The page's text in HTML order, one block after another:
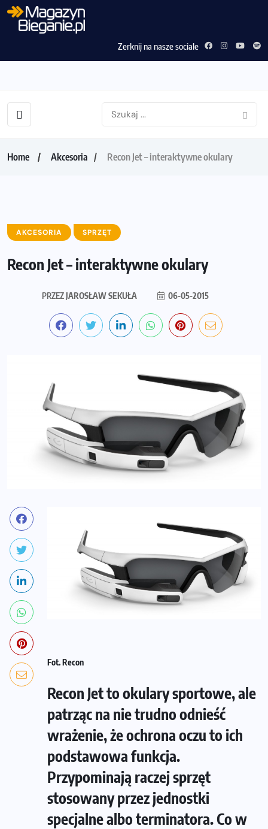
Zerknij na nasze sociale
Home Akcesoria Recon Jet – interaktywne okulary
AKCESORIA SPRZĘT
Recon Jet – interaktywne okulary
PRZEZJAROSŁAW SEKUŁA 06-05-2015
Fot. Recon
Recon Jet to okulary sportowe, ale
patrząc na nie trudno odnieść
wrażenie, że ochrona oczu to ich
podstawowa funkcja.
Przypominają raczej sprzęt
stosowany przez jednostki
specjalne albo terminatora. Co w